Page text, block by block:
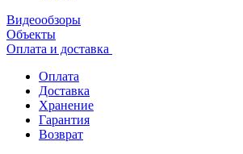
Видеообзоры
Объекты
Оплата и доставка
Оплата
Доставка
Хранение
Гарантия
Возврат